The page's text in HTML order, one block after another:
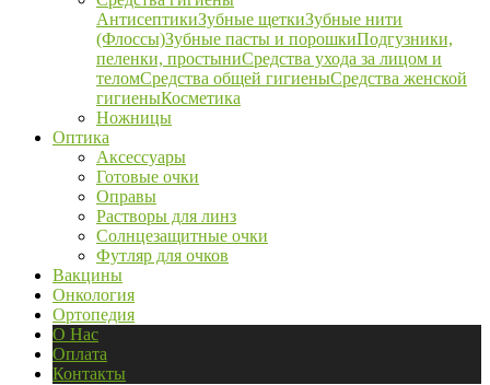
АнтисептикиЗубные щеткиЗубные нити
(Флоссы)Зубные пасты и порошкиПодгузники,
пеленки, простыниСредства ухода за лицом и
теломСредства общей гигиеныСредства женской
гигиеныКосметика
Ножницы
Оптика
Аксессуары
Готовые очки
Оправы
Растворы для линз
Солнцезащитные очки
Футляр для очков
Вакцины
Онкология
Ортопедия
О Нас
Оплата
Контакты